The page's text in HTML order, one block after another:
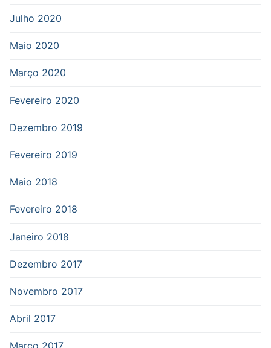
Julho 2020
Maio 2020
Março 2020
Fevereiro 2020
Dezembro 2019
Fevereiro 2019
Maio 2018
Fevereiro 2018
Janeiro 2018
Dezembro 2017
Novembro 2017
Abril 2017